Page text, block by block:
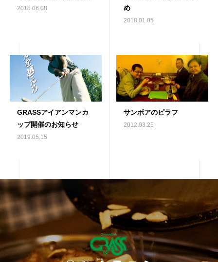
2018.06.08
め
2018.01.05
GRASSアイアンマンカ
ップ開催のお知らせ
2019.05.15
サンボアのピラフ
2012.03.25